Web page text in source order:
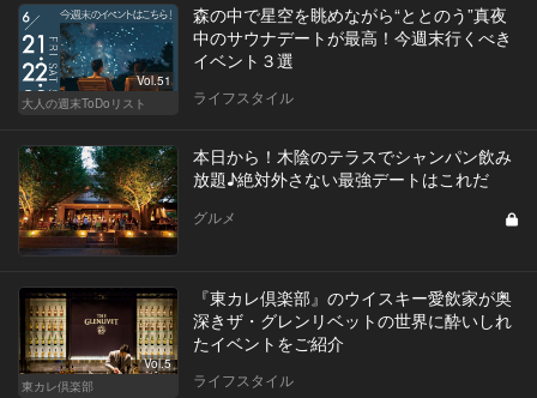
Vol.51
大人の週末ToDoリスト
森の中で星空を眺めながら“ととのう”真夜
中のサウナデートが最高！今週末行くべき
イベント３選
ライフスタイル
本日から！木陰のテラスでシャンパン飲み
放題♪絶対外さない最強デートはこれだ
グルメ
Vol.5
東カレ倶楽部
『東カレ倶楽部』のウイスキー愛飲家が奥
深きザ・グレンリベットの世界に酔いしれ
たイベントをご紹介
ライフスタイル